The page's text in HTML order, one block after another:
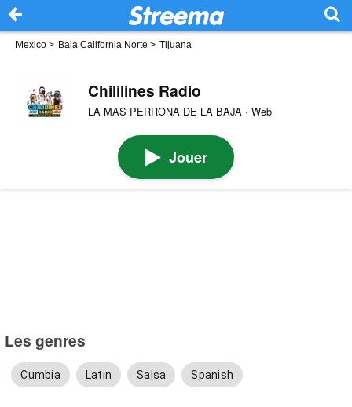
Mexico > Baja California Norte > Tijuana
Chililines Radio
LA MAS PERRONA DE LA BAJA · Web
Jouer
Les genres
Cumbia Latin Salsa Spanish